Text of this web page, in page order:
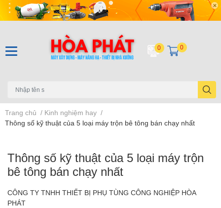
0 0
Trang chủ / Kinh nghiệm hay /
Thông số kỹ thuật của 5 loại máy trộn bê tông bán chạy nhất
Thông số kỹ thuật của 5 loại máy trộn
bê tông bán chạy nhất
CÔNG TY TNHH THIẾT BỊ PHỤ TÙNG CÔNG NGHIỆP HÒA
PHÁT